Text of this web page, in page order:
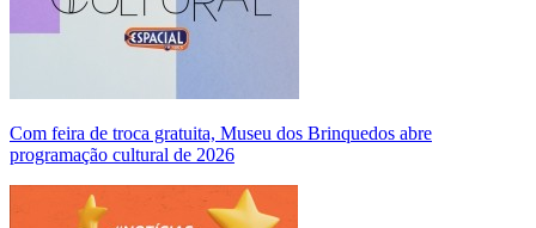
Com feira de troca gratuita, Museu dos Brinquedos abre
programação cultural de 2026